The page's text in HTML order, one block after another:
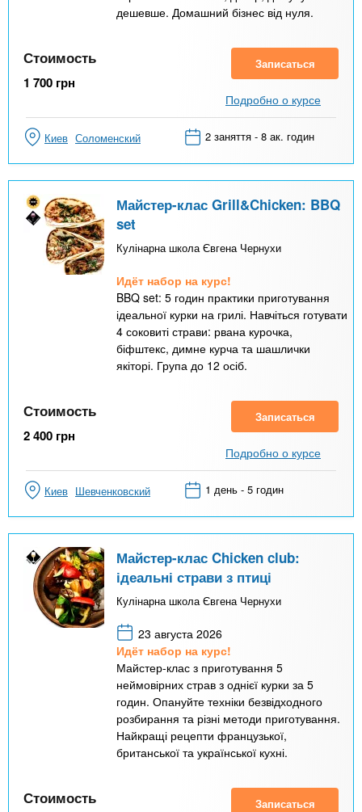
дешевше. Домашний бізнес від нуля.
Стоимость
1 700 грн
Записаться
Подробно о курсе
Киев Соломенский 2 заняття - 8 ак. годин
Майстер-клас Grill&Chicken: BBQ
set
Кулінарна школа Євгена Чернухи
Идёт набор на курс!
BBQ set: 5 годин практики приготування
ідеальної курки на грилі. Навчіться готувати
4 соковиті страви: рвана курочка,
біфштекс, димне курча та шашлички
якіторі. Група до 12 осіб.
Стоимость
2 400 грн
Записаться
Подробно о курсе
Киев Шевченковский 1 день - 5 годин
Майстер-клас Chicken club:
ідеальні страви з птиці
Кулінарна школа Євгена Чернухи
23 августа 2026
Идёт набор на курс!
Майстер-клас з приготування 5
неймовірних страв з однієї курки за 5
годин. Опануйте техніки безвідходного
розбирання та різні методи приготування.
Найкращі рецепти французької,
британської та української кухні.
Стоимость Записаться